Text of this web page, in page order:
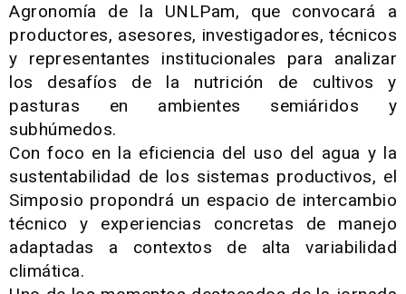
Agronomía de la UNLPam, que convocará a
productores, asesores, investigadores, técnicos
y representantes institucionales para analizar
los desafíos de la nutrición de cultivos y
pasturas en ambientes semiáridos y
subhúmedos.
Con foco en la eficiencia del uso del agua y la
sustentabilidad de los sistemas productivos, el
Simposio propondrá un espacio de intercambio
técnico y experiencias concretas de manejo
adaptadas a contextos de alta variabilidad
climática.